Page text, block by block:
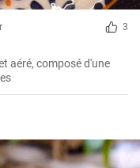
3
aéré, composé d'une